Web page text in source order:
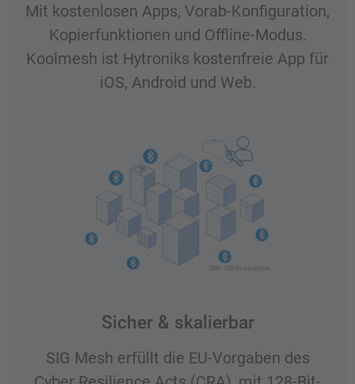
Mit kostenlosen Apps, Vorab-Konfiguration,
Kopierfunktionen und Offline-Modus.
Koolmesh ist Hytroniks kostenfreie App für
iOS, Android und Web.
Sicher & skalierbar
SIG Mesh erfüllt die EU-Vorgaben des